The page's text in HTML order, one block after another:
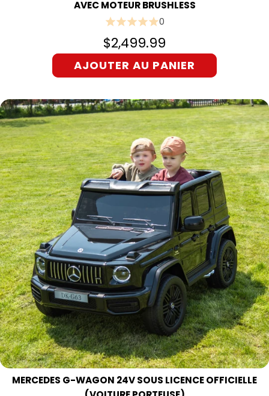
AVEC MOTEUR BRUSHLESS
0
$2,499.99
AJOUTER AU PANIER
MERCEDES G-WAGON 24V SOUS LICENCE OFFICIELLE